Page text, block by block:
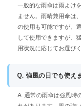
一般的な雨傘は雨よけ
ません。雨晴兼用傘は
の使用も可能ですが、
して使用できますが、
用状況に応じてお選び
Q. 強風の日でも使え
A. 通常の雨傘は強風時